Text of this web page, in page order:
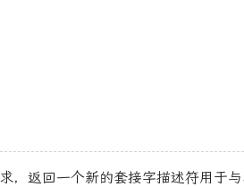
，返回一个新的套接字描述符用于与